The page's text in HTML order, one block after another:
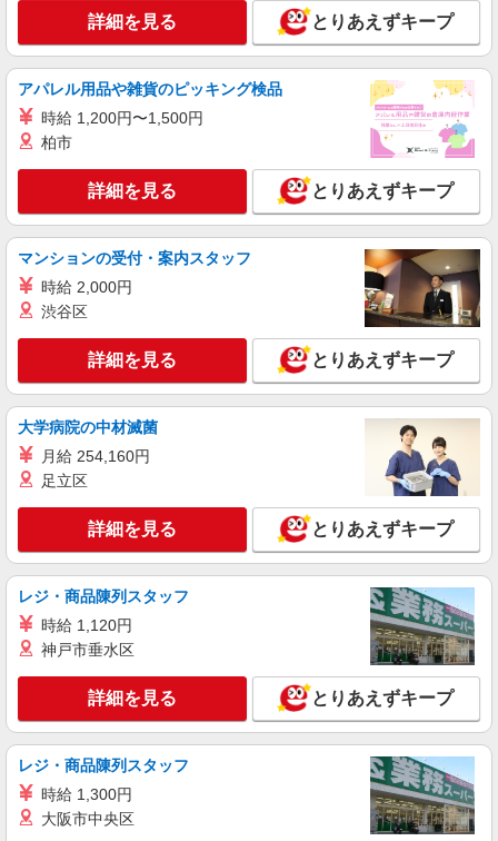
詳細を見る とりあえずキープ
アパレル用品や雑貨のピッキング検品
時給 1,200円〜1,500円
柏市
詳細を見る とりあえずキープ
マンションの受付・案内スタッフ
時給 2,000円
渋谷区
詳細を見る とりあえずキープ
大学病院の中材滅菌
月給 254,160円
足立区
詳細を見る とりあえずキープ
レジ・商品陳列スタッフ
時給 1,120円
神戸市垂水区
詳細を見る とりあえずキープ
レジ・商品陳列スタッフ
時給 1,300円
大阪市中央区